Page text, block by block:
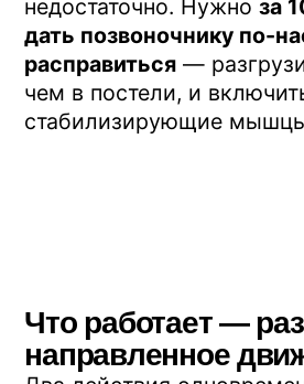
15 минут утром — и спина готова к
дневной активности
схема простая:
Сразу после пробуждения — не
вскакивать. Минуту-две полежать на